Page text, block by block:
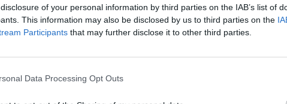
of your personal information by third parties on the IAB’s list of
This information may also be disclosed by us to third parties on the
Participants that may further disclose it to other third parties.
Data Processing Opt Outs
ad